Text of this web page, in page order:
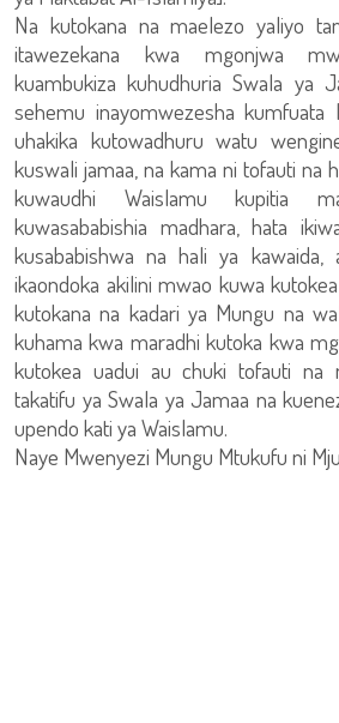
Na kutokana na maelezo yaliyo
itawezekana kwa mgonjwa
kuambukiza kuhudhuria Swala ya
sehemu inayomwezesha
uhakika kutowadhuru watu
kuswali jamaa, na kama ni tofauti na
kuwaudhi Waislamu kupitia
kuwasababishia madhara, hata
kusababishwa na hali ya
ikaondoka akilini mwao kuwa
kutokana na kadari ya Mungu na
kuhama kwa maradhi kutoka kwa
kutokea uadui au chuki tofauti na
takatifu ya Swala ya Jamaa na
upendo kati ya Waislamu.
Naye Mwenyezi Mungu Mtukufu ni